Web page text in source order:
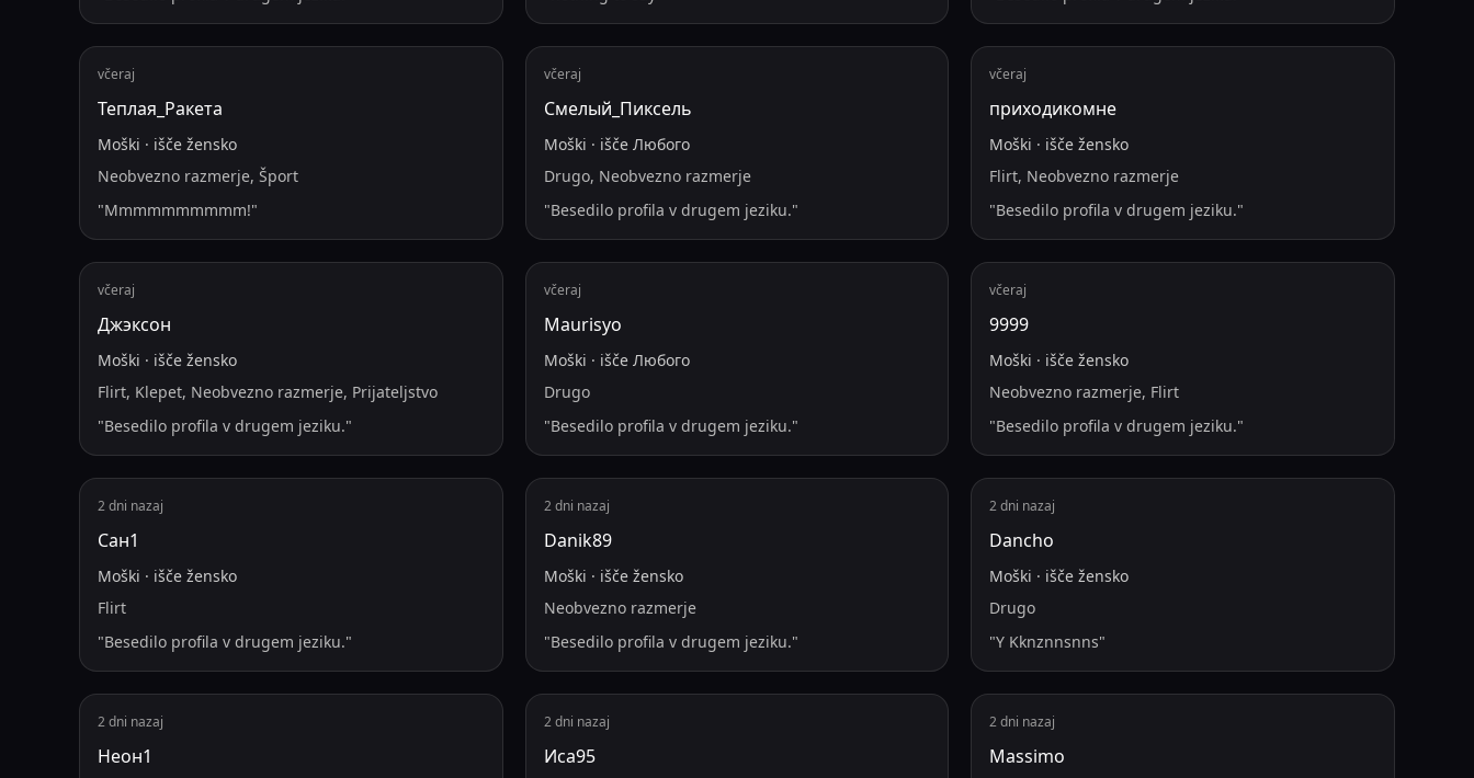
včeraj
Теплая_Ракета
Moški · išče žensko
Neobvezno razmerje, Šport
"Mmmmmmmmmm!"
včeraj
Смелый_Пиксель
Moški · išče Любого
Drugo, Neobvezno razmerje
"Besedilo profila v drugem jeziku."
včeraj
приходикомне
Moški · išče žensko
Flirt, Neobvezno razmerje
"Besedilo profila v drugem jeziku."
včeraj
Джэксон
Moški · išče žensko
Flirt, Klepet, Neobvezno razmerje, Prijateljstvo
"Besedilo profila v drugem jeziku."
včeraj
Maurisyo
Moški · išče Любого
Drugo
"Besedilo profila v drugem jeziku."
včeraj
9999
Moški · išče žensko
Neobvezno razmerje, Flirt
"Besedilo profila v drugem jeziku."
2 dni nazaj
Сан1
Moški · išče žensko
Flirt
"Besedilo profila v drugem jeziku."
2 dni nazaj
Danik89
Moški · išče žensko
Neobvezno razmerje
"Besedilo profila v drugem jeziku."
2 dni nazaj
Dancho
Moški · išče žensko
Drugo
"Y Kknznnsnns"
2 dni nazaj
Неон1
2 dni nazaj
Иса95
2 dni nazaj
Massimo